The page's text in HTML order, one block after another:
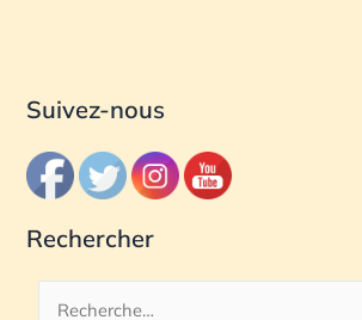
Suivez-nous
Rechercher